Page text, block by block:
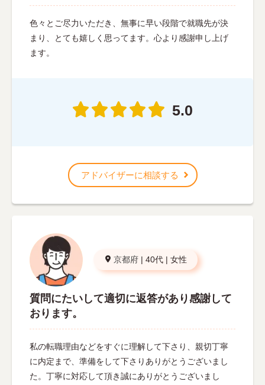
色々とご尽力いただき、無事に早い段階で就職先が決
まり、とても嬉しく思ってます。心より感謝申し上げ
ます。
5.0
アドバイザーに相談する
京都府 | 40代 | 女性
質問にたいして適切に返答があり感謝して
おります。
私の転職理由などをすぐに理解して下さり、親切丁寧
に内定まで、準備をして下さりありがとうございまし
た。丁寧に対応して頂き誠にありがとうございまし